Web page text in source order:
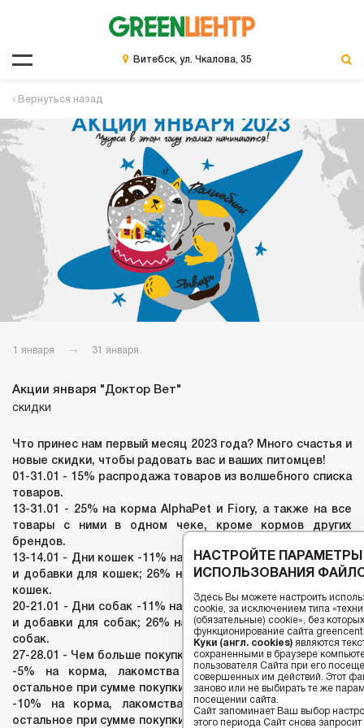
Витебск, ул. Чкалова, 35
Вернуться назад
1 января 31 января
Акции января "Доктор Вет"
скидки
Что принес нам первый месяц 2023 года? Много счастья и
новые скидки, чтобы радовать вас и ваших питомцев!
01-31.01 - 15% распродажа товаров из волшебного списка
товаров.
13-31.01 - 25% на корма AlphaPet и Fiory, а также на все
товары с ними в одном чеке, кроме кормов других
брендов.
13-14.01 - Дни кошек -11% на корма, лакомства, витамины
и добавки для кошек; 26% на все остальные товары для
кошек.
20-21.01 - Дни собак -11% на корма, лакомства, витамины
и добавки для собак; 26% на все остальные товары для
собак.
27-28.01 - Чем больше покупка, тем больше скидка:
-5% на корма, лакомства и витамины, 15% на всё
остальное при сумме покупки менее 30 рублей.
-10% на корма, лакомства и витамины, 20% на всё
остальное при сумме покупки 30 рублей и более.
НАСТРОЙТЕ ПАРАМЕТРЫ
ИСПОЛЬЗОВАНИЯ
Здесь Вы можете настроить
cookie, за исключением типа
(обязательные) cookie», без
функционирование сайта
Куки (англ. cookies) являются
сохраненными в браузере
пользователя Сайта при его
совершенных им действий. Этот
заново или не выбирать те же
посещении сайта.
Сайт запоминает Ваш выбор
этого периода Сайт снова